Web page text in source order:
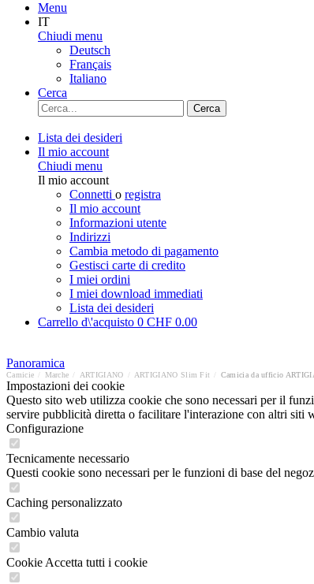
Menu
IT
Chiudi menu
Deutsch
Français
Italiano
Cerca
Cerca
Lista dei desideri
Il mio account
Chiudi menu
Il mio account
Connetti o registra
Il mio account
Informazioni utente
Indirizzi
Cambia metodo di pagamento
Gestisci carte di credito
I miei ordini
I miei download immediati
Lista dei desideri
Carrello d\'acquisto 0 CHF 0.00
Panoramica
Camicie Marche ARTIGIANO ARTIGIANO Slim Fit Camicia da ufficio
Impostazioni dei cookie
Questo sito web utilizza cookie che sono necessari per il
servire pubblicità diretta o facilitare l'interazione con altri siti
Configurazione
Tecnicamente necessario
Questi cookie sono necessari per le funzioni di base del
Caching personalizzato
Cambio valuta
Cookie Accetta tutti i cookie